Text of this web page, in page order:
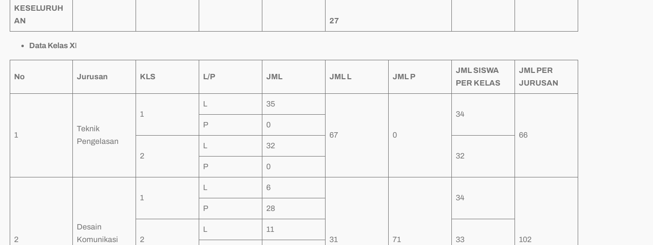
KESELURUH
AN
27
Data Kelas XI
No Jurusan KLS L/P JML JML L JML P
JML SISWA
PER KELAS
JML PER
JURUSAN
1
Teknik
Pengelasan
1
L 35
67 0
34
66
P 0
2
L
32
32
P
0
2
Desain
Komunikasi
1
L 6
31 71
34
102
P 28
2
L
11
33